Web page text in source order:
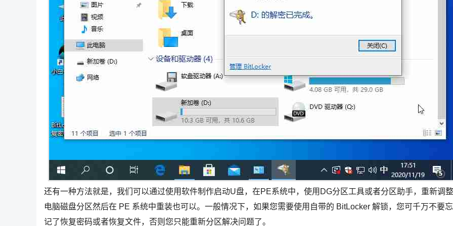
还有一种方法就是，我们可以通过使用软件制作启动U盘，在PE系统中，使用DG分区工具或者分区助手，重新调整
电脑磁盘分区然后在 PE 系统中重装也可以。一般情况下，如果您需要使用自带的 BitLocker 解锁，您可千万不要忘
记了恢复密码或者恢复文件，否则您只能重新分区解决问题了。